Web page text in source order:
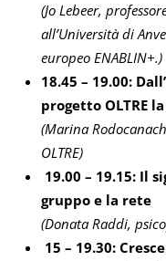
(Jo Lebeer,
all’Università di
europeo ENABLIN+.)
18.45 – 19.00:
progetto OLTRE
(Marina
OLTRE)
19.00 – 19.15: Il
gruppo e la rete
(Donata Raddi,
15 – 19.30: